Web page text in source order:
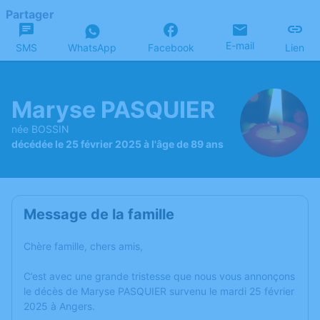
Partager
SMS WhatsApp Facebook E-mail Lien
Maryse PASQUIER
née BOSSIN
décédée le 25 février 2025 à l'âge de 89 ans
Message de la famille
Chère famille, chers amis,
C’est avec une grande tristesse que nous vous annonçons
le décès de Maryse PASQUIER survenu le mardi 25 février
2025 à Angers.